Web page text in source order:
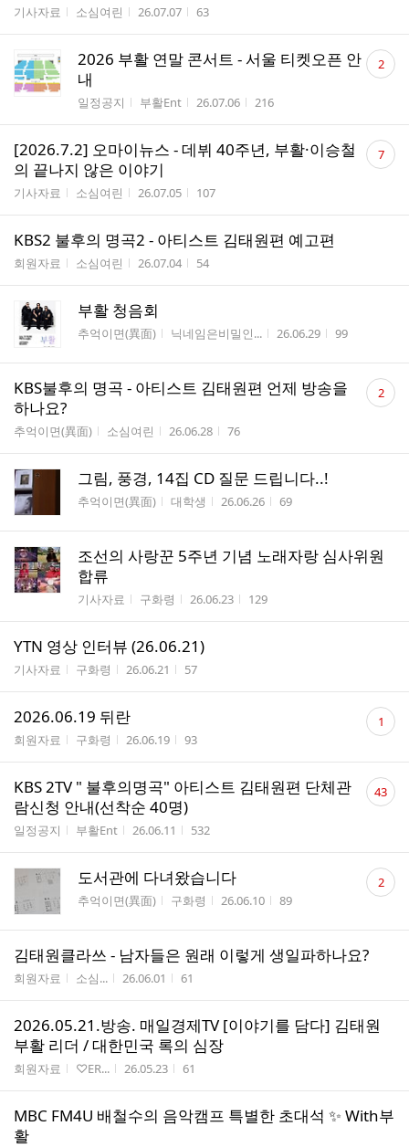
게시판명
기사자료 작성자
소심여린 작성시간
26.07.07 조회수
63
2026 부활 연말 콘서트 - 서울 티켓오픈 안
내
게시판명
일정공지 작성자
부활Ent 작성시간
26.07.06 조회수
216
댓
글 2
[2026.7.2] 오마이뉴스 - 데뷔 40주년, 부활·이승철
의 끝나지 않은 이야기
게시판명
기사자료 작성자
소심여린 작성시간
26.07.05 조회수
107
댓
글 7
KBS2 불후의 명곡2 - 아티스트 김태원편 예고편
게시판명
회원자료 작성자
소심여린 작성시간
26.07.04 조회수
54
부활 청음회
게시판명
추억이면(異面) 작성자
닉네임은비밀인... 작성시간
26.06.29 조회수
99
KBS불후의 명곡 - 아티스트 김태원편 언제 방송을
하나요?
게시판명
추억이면(異面) 작성자
소심여린 작성시간
26.06.28 조회수
76
댓
글 2
그림, 풍경, 14집 CD 질문 드립니다..!
게시판명
추억이면(異面) 작성자
대학생 작성시간
26.06.26 조회수
69
조선의 사랑꾼 5주년 기념 노래자랑 심사위원
합류
게시판명
기사자료 작성자
구화령 작성시간
26.06.23 조회수
129
YTN 영상 인터뷰 (26.06.21)
게시판명
기사자료 작성자
구화령 작성시간
26.06.21 조회수
57
2026.06.19 뒤란
게시판명
회원자료 작성자
구화령 작성시간
26.06.19 조회수
93
댓
글 1
KBS 2TV " 불후의명곡" 아티스트 김태원편 단체관
람신청 안내(선착순 40명)
게시판명
일정공지 작성자
부활Ent 작성시간
26.06.11 조회수
532
댓
글43
도서관에 다녀왔습니다
게시판명
추억이면(異面) 작성자
구화령 작성시간
26.06.10 조회수
89
댓
글 2
김태원클라쓰 - 남자들은 원래 이렇게 생일파하나요?
게시판명
회원자료 작성자
소심... 작성시간
26.06.01 조회수
61
2026.05.21.방송. 매일경제TV [이야기를 담다] 김태원
부활 리더 / 대한민국 록의 심장
게시판명
회원자료 작성자
♡ER... 작성시간
26.05.23 조회수
61
MBC FM4U 배철수의 음악캠프 특별한 초대석 ✨ With부
활